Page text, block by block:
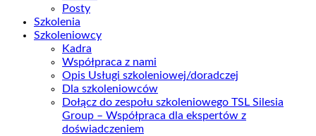
Posty
Szkolenia
Szkoleniowcy
Kadra
Współpraca z nami
Opis Usługi szkoleniowej/doradczej
Dla szkoleniowców
Dołącz do zespołu szkoleniowego TSL Silesia
Group – Współpraca dla ekspertów z
doświadczeniem